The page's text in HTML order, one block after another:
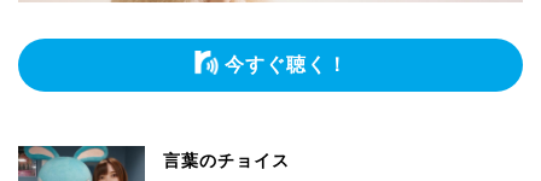
今すぐ聴く！
言葉のチョイス